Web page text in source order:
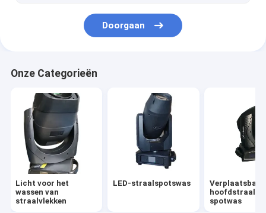
Buitenverplaatsbare koplamp
profiel spotlicht
Doorgaan
Onze Categorieën
Licht voor het
wassen van
straalvlekken
LED-straalspotswas
Verplaatsbare
hoofdstraal-
spotwas